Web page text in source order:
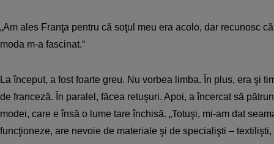
„Am ales Franţa pentru că soţul meu era acolo, dar recunosc
moda m-a fascinat.“
La început, a fost foarte greu. Nu vorbea limba. În plus, era şi
de franceză. În paralel, făcea retuşuri. Apoi, a încercat să
modei, care e însă o lume tare închisă. „Totuşi, mi-am dat
funcţioneze, are nevoie de materiale şi de specialişti –